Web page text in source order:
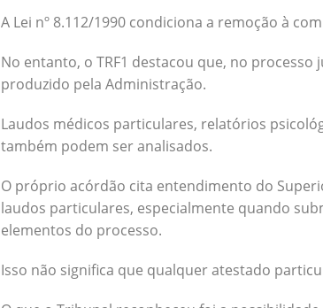
A Lei nº 8.112/1990 condiciona a remoção à
No entanto, o TRF1 destacou que, no
produzido pela Administração.
Laudos médicos particulares, relatórios
também podem ser analisados.
O próprio acórdão cita entendimento do
laudos particulares, especialmente quando
elementos do processo.
Isso não significa que qualquer atestado